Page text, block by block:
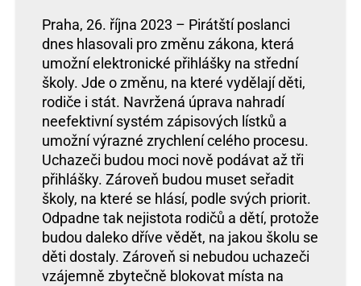
Praha, 26. října 2023 – Pirátští poslanci
dnes hlasovali pro změnu zákona, která
umožní elektronické přihlášky na střední
školy. Jde o změnu, na které vydělají děti,
rodiče i stát. Navržená úprava nahradí
neefektivní systém zápisových lístků a
umožní výrazné zrychlení celého procesu.
Uchazeči budou moci nově podávat až tři
přihlášky. Zároveň budou muset seřadit
školy, na které se hlásí, podle svých priorit.
Odpadne tak nejistota rodičů a dětí, protože
budou daleko dříve vědět, na jakou školu se
děti dostaly. Zároveň si nebudou uchazeči
vzájemně zbytečně blokovat místa na